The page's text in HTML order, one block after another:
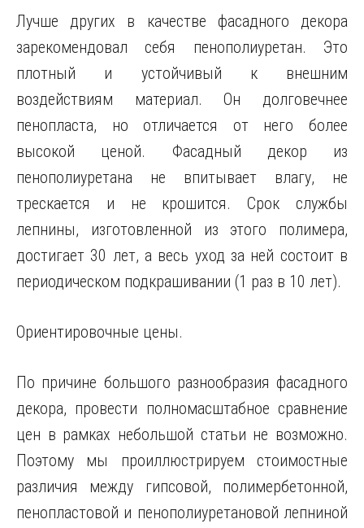
Лучше других в качестве фасадного декора
зарекомендовал себя пенополиуретан. Это
плотный и устойчивый к внешним
воздействиям материал. Он долговечнее
пенопласта, но отличается от него более
высокой ценой. Фасадный декор из
пенополиуретана не впитывает влагу, не
трескается и не крошится. Срок службы
лепнины, изготовленной из этого полимера,
достигает 30 лет, а весь уход за ней состоит в
периодическом подкрашивании (1 раз в 10 лет).
Ориентировочные цены.
По причине большого разнообразия фасадного
декора, провести полномасштабное сравнение
цен в рамках небольшой статьи не возможно.
Поэтому мы проиллюстрируем стоимостные
различия между гипсовой, полимербетонной,
пенопластовой и пенополиуретановой лепниной